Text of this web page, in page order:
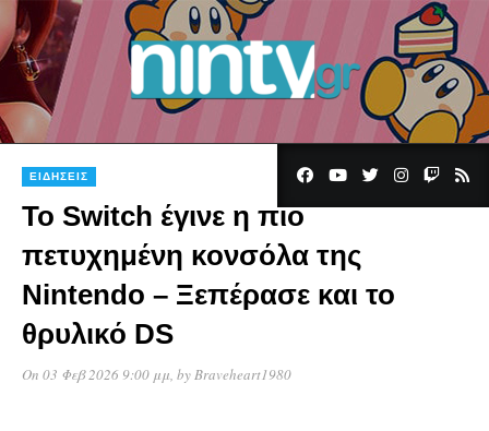
ΕΙΔΉΣΕΙΣ
Το Switch έγινε η πιο
πετυχημένη κονσόλα της
Nintendo – Ξεπέρασε και το
θρυλικό DS
On 03 Φεβ 2026 9:00 μμ, byBraveheart1980